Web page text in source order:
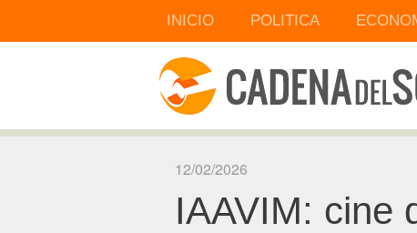
INICIO POLITICA
12/02/2026
IAAVIM: cine